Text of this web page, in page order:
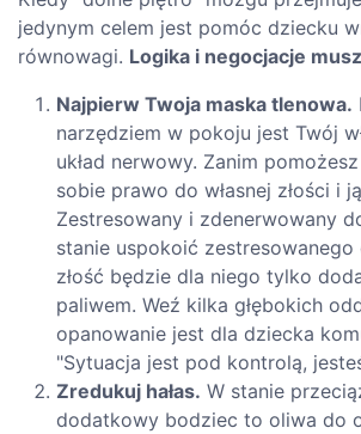
jedynym celem jest pomóc dziecku
równowagi. Logika i negocjacje
Najpierw Twoja maska tlenowa.
narzędziem w pokoju jest Twój
układ nerwowy. Zanim
sobie prawo do własnej złości i
Zestresowany i zdenerwowany
stanie uspokoić zestresowanego
złość będzie dla niego tylko
paliwem. Weź kilka głębokich
opanowanie jest dla dziecka
"Sytuacja jest pod kontrolą,
Zredukuj hałas. W stanie
dodatkowy bodziec to oliwa do